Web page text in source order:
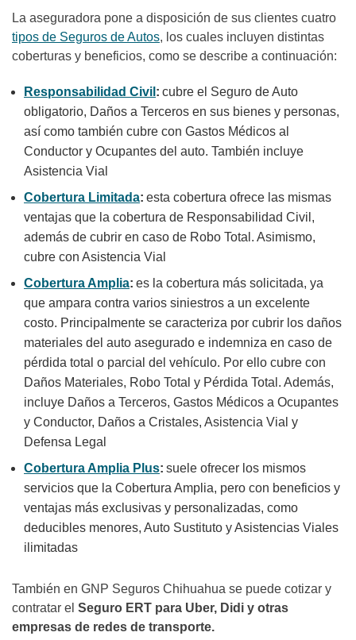
La aseguradora pone a disposición de sus clientes cuatro
tipos de Seguros de Autos, los cuales incluyen distintas
coberturas y beneficios, como se describe a continuación:
Responsabilidad Civil : cubre el Seguro de Auto
obligatorio, Daños a Terceros en sus bienes y personas,
así como también cubre con Gastos Médicos al
Conductor y Ocupantes del auto. También incluye
Asistencia Vial
Cobertura Limitada: esta cobertura ofrece las mismas
ventajas que la cobertura de Responsabilidad Civil,
además de cubrir en caso de Robo Total. Asimismo,
cubre con Asistencia Vial
Cobertura Amplia: es la cobertura más solicitada, ya
que ampara contra varios siniestros a un excelente
costo. Principalmente se caracteriza por cubrir los daños
materiales del auto asegurado e indemniza en caso de
pérdida total o parcial del vehículo. Por ello cubre con
Daños Materiales, Robo Total y Pérdida Total. Además,
incluye Daños a Terceros, Gastos Médicos a Ocupantes
y Conductor, Daños a Cristales, Asistencia Vial y
Defensa Legal
Cobertura Amplia Plus: suele ofrecer los mismos
servicios que la Cobertura Amplia, pero con beneficios y
ventajas más exclusivas y personalizadas, como
deducibles menores, Auto Sustituto y Asistencias Viales
ilimitadas
También en GNP Seguros Chihuahua se puede cotizar y
contratar el Seguro ERT para Uber, Didi y otras
empresas de redes de transporte.